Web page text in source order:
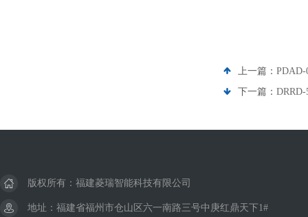
上一篇： PDAD-
下一篇：
版权所有：福建菱瑞智能科技有限公司
地址：福建省福州市仓山区六一南路三号中庚红鼎天下1#